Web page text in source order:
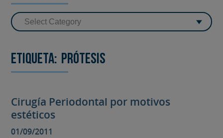
Etiqueta: Prótesis
Cirugía Periodontal por motivos
estéticos
01/09/2011